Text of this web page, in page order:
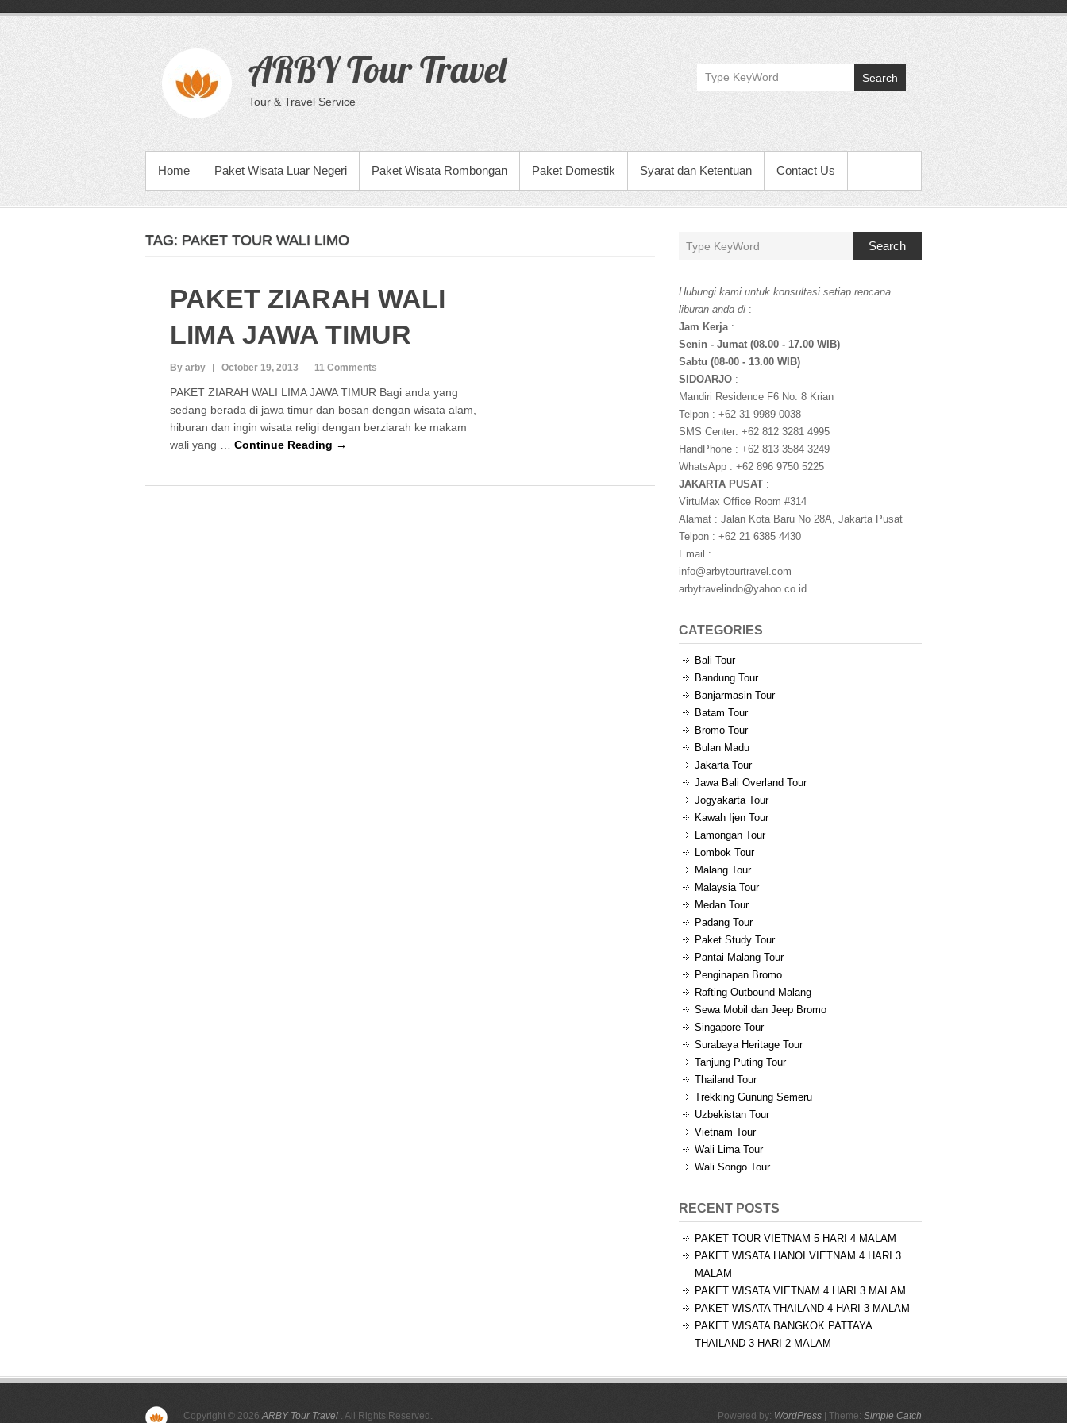
content
ARBY Tour Travel
Tour & Travel Service
Search
PRIMARY MENU
Home Paket Wisata Luar Negeri Paket Wisata Rombongan Paket Domestik Syarat dan Ketentuan Contact Us
TAG: PAKET TOUR WALI LIMO
PAKET ZIARAH WALI
LIMA JAWA TIMUR
By arby October 19, 2013 11 Comments
PAKET ZIARAH WALI LIMA JAWA TIMUR Bagi anda yang
sedang berada di jawa timur dan bosan dengan wisata alam,
hiburan dan ingin wisata religi dengan berziarah ke makam
wali yang … Continue Reading →
Search
Hubungi kami untuk konsultasi setiap rencana
liburan anda di :
Jam Kerja:
Senin - Jumat (08.00 - 17.00 WIB)
Sabtu (08-00 - 13.00 WIB)
SIDOARJO:
Mandiri Residence F6 No. 8 Krian
Telpon : +62 31 9989 0038
SMS Center: +62 812 3281 4995
HandPhone : +62 813 3584 3249
WhatsApp : +62 896 9750 5225
JAKARTA PUSAT :
VirtuMax Office Room #314
Alamat : Jalan Kota Baru No 28A, Jakarta Pusat
Telpon : +62 21 6385 4430
Email :
info@arbytourtravel.com
arbytravelindo@yahoo.co.id
CATEGORIES
Bali Tour
Bandung Tour
Banjarmasin Tour
Batam Tour
Bromo Tour
Bulan Madu
Jakarta Tour
Jawa Bali Overland Tour
Jogyakarta Tour
Kawah Ijen Tour
Lamongan Tour
Lombok Tour
Malang Tour
Malaysia Tour
Medan Tour
Padang Tour
Paket Study Tour
Pantai Malang Tour
Penginapan Bromo
Rafting Outbound Malang
Sewa Mobil dan Jeep Bromo
Singapore Tour
Surabaya Heritage Tour
Tanjung Puting Tour
Thailand Tour
Trekking Gunung Semeru
Uzbekistan Tour
Vietnam Tour
Wali Lima Tour
Wali Songo Tour
RECENT POSTS
PAKET TOUR VIETNAM 5 HARI 4 MALAM
PAKET WISATA HANOI VIETNAM 4 HARI 3
MALAM
PAKET WISATA VIETNAM 4 HARI 3 MALAM
PAKET WISATA THAILAND 4 HARI 3 MALAM
PAKET WISATA BANGKOK PATTAYA
THAILAND 3 HARI 2 MALAM
Copyright © 2026ARBY Tour Travel . All Rights Reserved. Powered by: WordPress | Theme: Simple Catch